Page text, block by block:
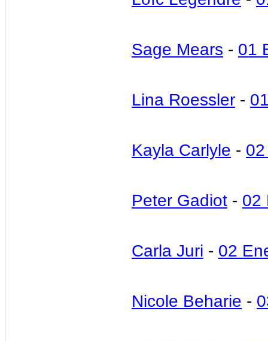
Sage Mears - 01
Lina Roessler -
Kayla Carlyle -
Peter Gadiot - 02
Carla Juri - 02
Nicole Beharie -